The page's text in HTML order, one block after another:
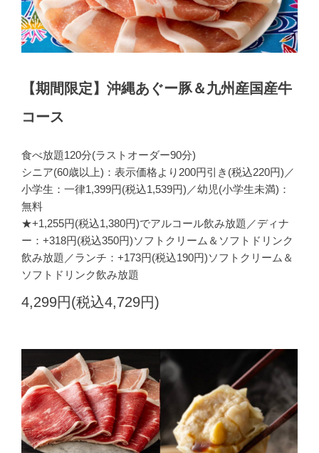
【期間限定】沖縄あぐー豚＆九州産国産牛
コース
食べ放題120分(ラストオーダー90分)
シニア(60歳以上)：表示価格より200円引き(税込220円)／
小学生：一律1,399円(税込1,539円)／幼児(小学生未満)：
無料
★+1,255円(税込1,380円)でアルコール飲み放題／ディナ
ー：+318円(税込350円)ソフトクリーム＆ソフトドリンク
飲み放題／ランチ：+173円(税込190円)ソフトクリーム＆
ソフトドリンク飲み放題
4,299円(税込4,729円)